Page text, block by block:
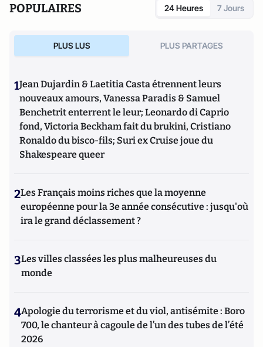
d’ouvrages et de nombreux articles sur l’histoire de
mondialisations, l’histoire de la monnaie, l’histoire du
nazisme et des autres violences de masse au XXème siècle
ou l’histoire des relations internationales et des conflits
Benjamin Disraëli.
POPULAIRES 24 Heures 7 Jours
PLUS LUS PLUS PARTAGES
1Jean Dujardin & Laetitia Casta étrennent leurs
nouveaux amours, Vanessa Paradis & Samuel
Benchetrit enterrent le leur; Leonardo di Caprio
fond, Victoria Beckham fait du brukini, Cristiano
Ronaldo du bisco-fils; Suri ex Cruise joue du
Shakespeare queer
2Les Français moins riches que la moyenne
européenne pour la 3e année consécutive : jusqu'où
ira le grand déclassement ?
3Les villes classées les plus malheureuses du
monde
4Apologie du terrorisme et du viol, antisémite : Boro
700, le chanteur à cagoule de l’un des tubes de l’été
2026